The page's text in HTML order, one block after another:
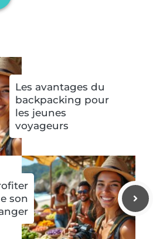
Les avantages du
backpacking pour
les jeunes
voyageurs
son